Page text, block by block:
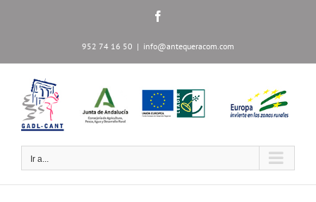
952 74 16 50 | info@antequeracom.com
Ir a...